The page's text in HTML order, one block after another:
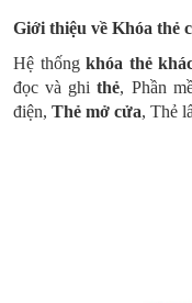
Giới thiệu về Khóa thẻ
Hệ thống khóa thẻ
đọc và ghithẻ, Phần
điện, Thẻ mở cửa, Thẻ